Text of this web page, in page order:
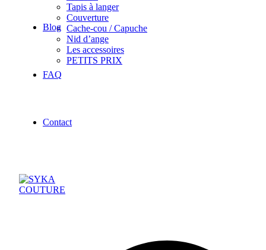
Tapis à langer
Couverture
Cache-cou / Capuche
Nid d’ange
Les accessoires
PETITS PRIX
Blog
FAQ
Contact